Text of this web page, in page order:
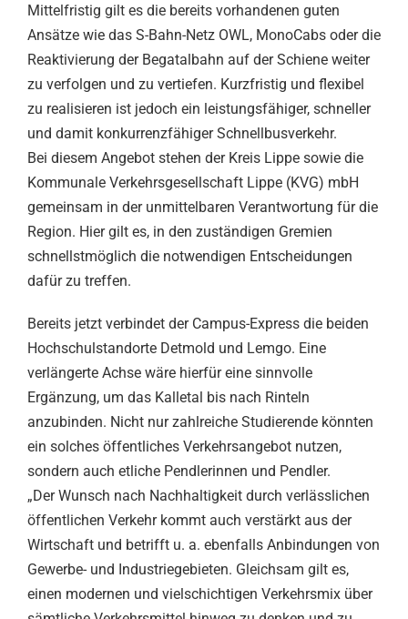
Mittelfristig gilt es die bereits vorhandenen guten
Ansätze wie das S-Bahn-Netz OWL, MonoCabs oder die
Reaktivierung der Begatalbahn auf der Schiene weiter
zu verfolgen und zu vertiefen. Kurzfristig und flexibel
zu realisieren ist jedoch ein leistungsfähiger, schneller
und damit konkurrenzfähiger Schnellbusverkehr.
Bei diesem Angebot stehen der Kreis Lippe sowie die
Kommunale Verkehrsgesellschaft Lippe (KVG) mbH
gemeinsam in der unmittelbaren Verantwortung für die
Region. Hier gilt es, in den zuständigen Gremien
schnellstmöglich die notwendigen Entscheidungen
dafür zu treffen.
Bereits jetzt verbindet der Campus-Express die beiden
Hochschulstandorte Detmold und Lemgo. Eine
verlängerte Achse wäre hierfür eine sinnvolle
Ergänzung, um das Kalletal bis nach Rinteln
anzubinden. Nicht nur zahlreiche Studierende könnten
ein solches öffentliches Verkehrsangebot nutzen,
sondern auch etliche Pendlerinnen und Pendler.
„Der Wunsch nach Nachhaltigkeit durch verlässlichen
öffentlichen Verkehr kommt auch verstärkt aus der
Wirtschaft und betrifft u. a. ebenfalls Anbindungen von
Gewerbe- und Industriegebieten. Gleichsam gilt es,
einen modernen und vielschichtigen Verkehrsmix über